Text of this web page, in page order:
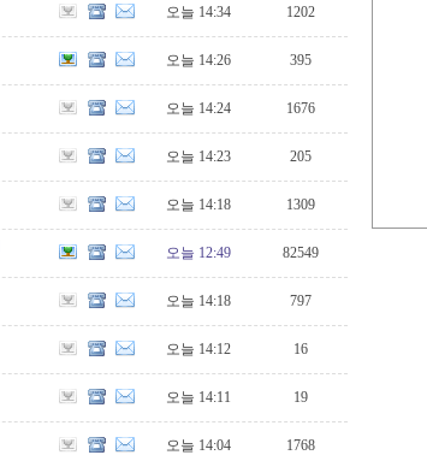
오늘 14:34 1202
오늘 14:26 395
오늘 14:24 1676
오늘 14:23 205
오늘 14:18 1309
오늘 12:49 82549
오늘 14:18 797
오늘 14:12 16
오늘 14:11 19
오늘 14:04 1768